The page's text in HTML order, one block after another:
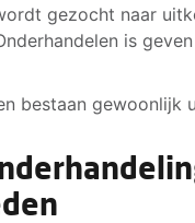
gezocht naar
is
bestaan gewoonlijk